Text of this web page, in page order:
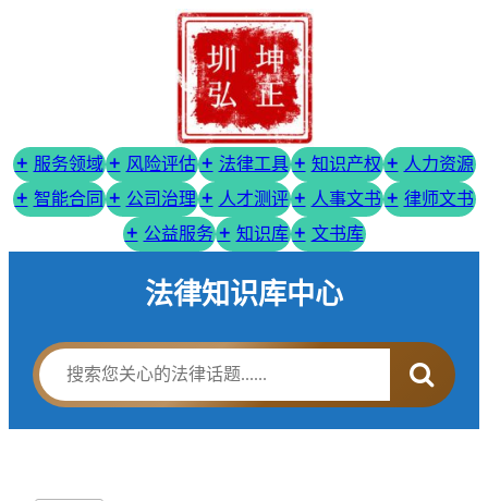
服务领域 风险评估 法律工具 知识产权
人力资源
智能合同
公司治理 人才测评 人事文书
律师文书
公益服务
知识库 文书库
法律知识库中心